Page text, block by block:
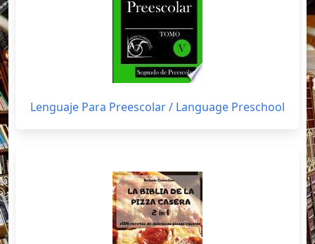
Lenguaje Para Preescolar / Language Preschool